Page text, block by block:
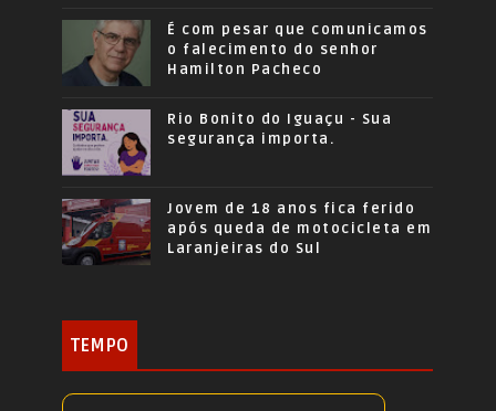
É com pesar que comunicamos
o falecimento do senhor
Hamilton Pacheco
Rio Bonito do Iguaçu - Sua
segurança importa.
Jovem de 18 anos fica ferido
após queda de motocicleta em
Laranjeiras do Sul
TEMPO